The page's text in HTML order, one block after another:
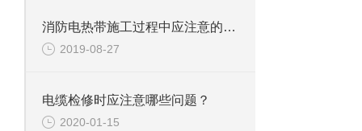
消防电热带施工过程中应注意的事项
2019-08-27
电缆检修时应注意哪些问题？
2020-01-15